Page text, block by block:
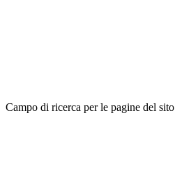
Campo di ricerca per le pagine del sito